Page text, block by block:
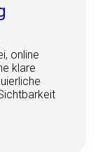
online
klare